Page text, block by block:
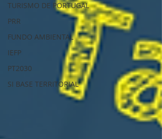
TURISMO DE PORTUGAL
PRR
FUNDO AMBIENTAL
IEFP
PT2030
SI BASE TERRITORIAL